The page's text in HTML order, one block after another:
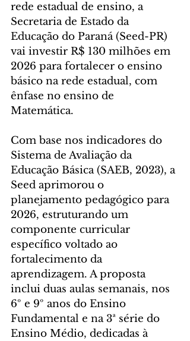
rede estadual de ensino, a
Secretaria de Estado da
Educação do Paraná (Seed-PR)
vai investir R$ 130 milhões em
2026 para fortalecer o ensino
básico na rede estadual, com
ênfase no ensino de
Matemática.
Com base nos indicadores do
Sistema de Avaliação da
Educação Básica (SAEB, 2023), a
Seed aprimorou o
planejamento pedagógico para
2026, estruturando um
componente curricular
específico voltado ao
fortalecimento da
aprendizagem. A proposta
inclui duas aulas semanais, nos
6º e 9º anos do Ensino
Fundamental e na 3ª série do
Ensino Médio, dedicadas à